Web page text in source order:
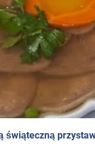
świąteczną